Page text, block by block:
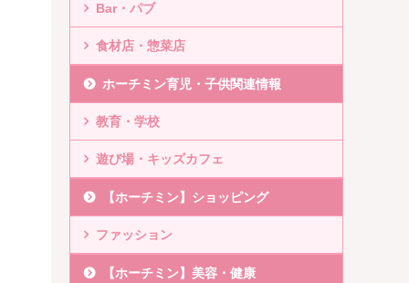
Bar・パブ
食材店・惣菜店
ホーチミン育児・子供関連情報
教育・学校
遊び場・キッズカフェ
【ホーチミン】ショッピング
ファッション
【ホーチミン】美容・健康